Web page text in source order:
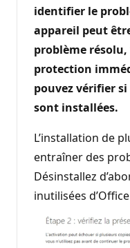
identifier le
appareil peut
problème
protection
pouvez vérifier si
sont installées.
L’installation de
entraîner des
Désinstallez
inutilisées